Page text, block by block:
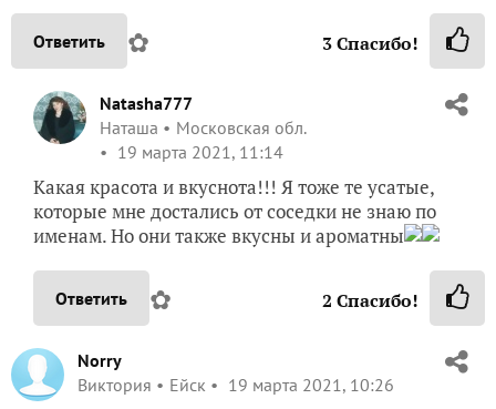
Ответить ✿ 3Спасибо!
Natasha777
Наташа
Московская обл.
19 марта 2021, 11:14
Какая красота и вкуснота!!! Я тоже те усатые,
которые мне достались от соседки не знаю по
именам. Но они также вкусны и ароматны
Ответить ✿ 2 Спасибо!
Norry
Виктория
Ейск 19 марта 2021, 10:26